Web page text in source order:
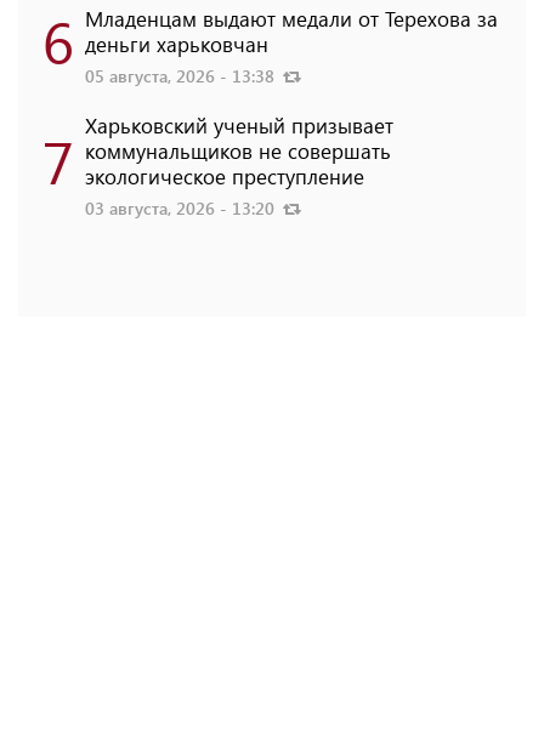
6 Младенцам выдают медали от Терехова за
деньги харьковчан
05 августа, 2026 - 13:38
7 Харьковский ученый призывает
коммунальщиков не совершать
экологическое преступление
03 августа, 2026 - 13:20